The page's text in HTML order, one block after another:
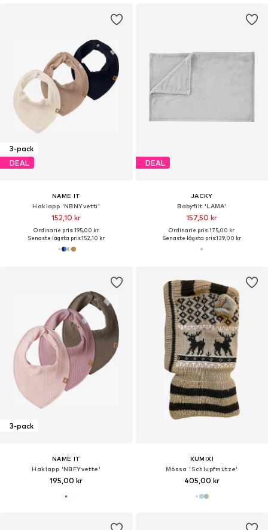
3-pack
DEAL
NAME IT
Haklapp 'NBNYvetti'
152,10 kr
Ordinarie pris: 195,00 kr
Senaste lägsta pris:152,10 kr
DEAL
JACKY
Babyfilt 'LAMA'
157,50 kr
Ordinarie pris: 175,00 kr
Senaste lägsta pris:139,00 kr
3-pack
NAME IT
Haklapp 'NBFYvette'
195,00 kr
KUMIXI
Mössa 'Schlupfmütze'
405,00 kr